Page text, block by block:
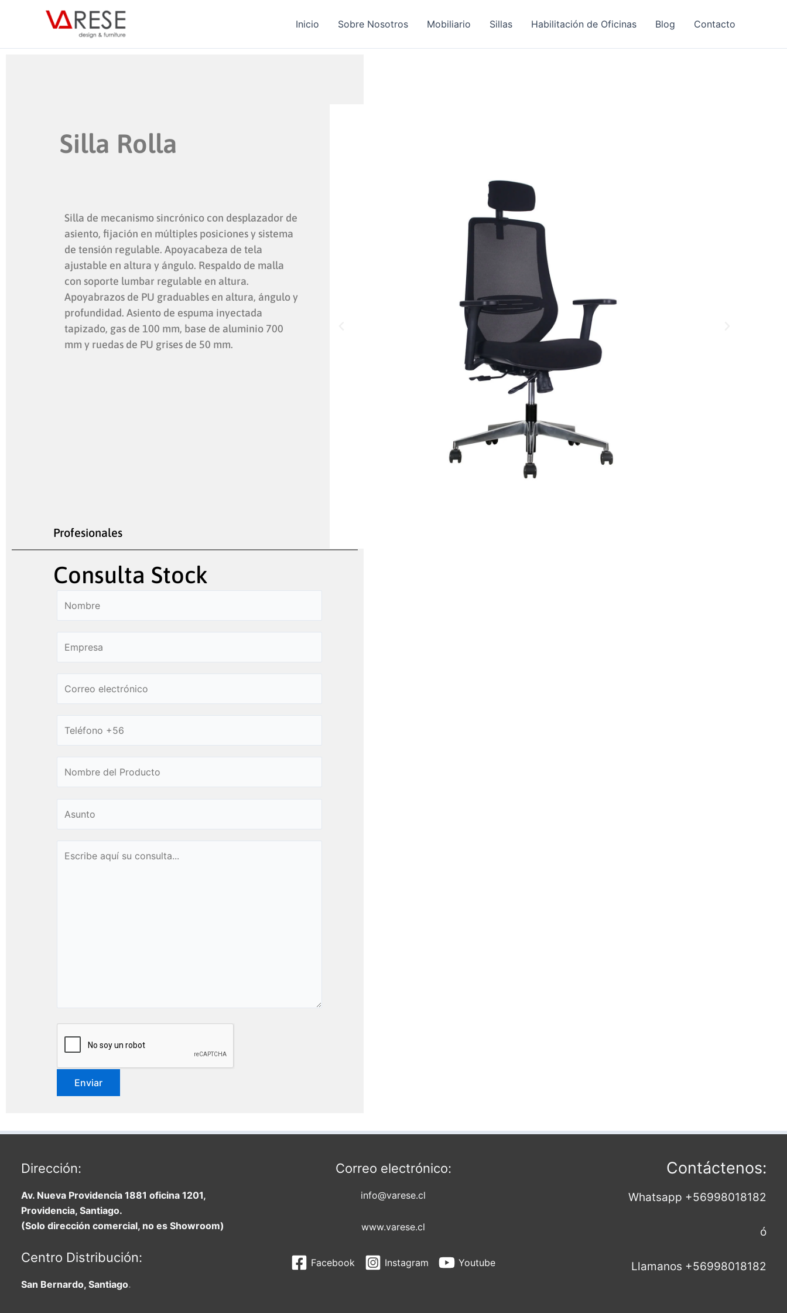
Inicio Sobre Nosotros Mobiliario Sillas Habilitación de Oficinas Blog Contacto
Silla Rolla
Silla de mecanismo sincrónico con desplazador de
asiento, fijación en múltiples posiciones y sistema
de tensión regulable. Apoyacabeza de tela
ajustable en altura y ángulo. Respaldo de malla
con soporte lumbar regulable en altura.
Apoyabrazos de PU graduables en altura, ángulo y
profundidad. Asiento de espuma inyectada
tapizado, gas de 100 mm, base de aluminio 700
mm y ruedas de PU grises de 50 mm.
Profesionales
Consulta Stock
Dirección:
Av. Nueva Providencia 1881 oficina 1201,
Providencia, Santiago.
(Solo dirección comercial, no es Showroom)
Centro Distribución:
San Bernardo, Santiago.
Correo electrónico:
info@varese.cl
www.varese.cl
Facebook Instagram Youtube
Contáctenos:
Whatsapp +56998018182
ó
Llamanos +56998018182